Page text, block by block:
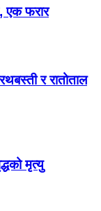
एक फरार
र रातोताल
मृत्यु